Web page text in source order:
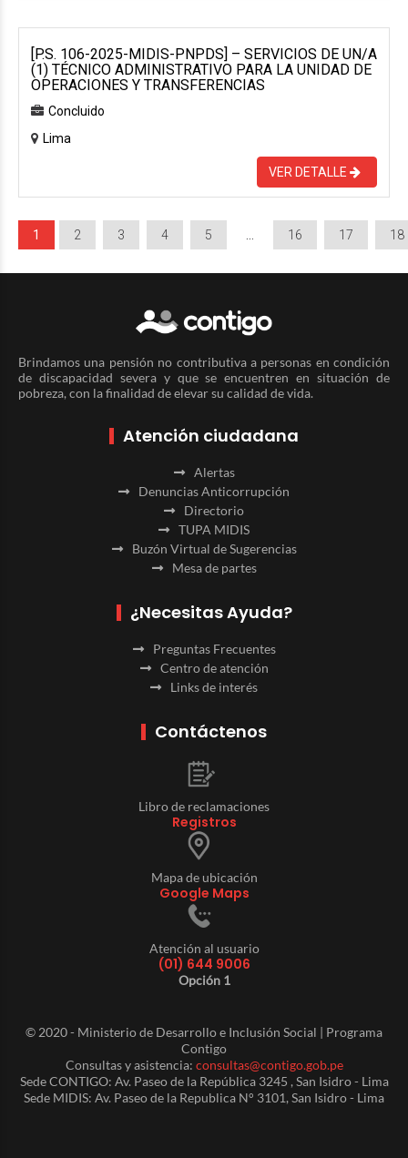
[P.S. 106-2025-MIDIS-PNPDS] – SERVICIOS DE UN/A
(1) TÉCNICO ADMINISTRATIVO PARA LA UNIDAD DE
OPERACIONES Y TRANSFERENCIAS
Concluido
Lima
VER DETALLE
1 2 3 4 5 16 17 18
Brindamos una pensión no contributiva a personas en condición
de discapacidad severa y que se encuentren en situación de
pobreza, con la finalidad de elevar su calidad de vida.
Atención ciudadana
Alertas
Denuncias Anticorrupción
Directorio
TUPA MIDIS
Buzón Virtual de Sugerencias
Mesa de partes
¿Necesitas Ayuda?
Preguntas Frecuentes
Centro de atención
Links de interés
Contáctenos
Libro de reclamaciones
Registros
Mapa de ubicación
Google Maps
Atención al usuario
(01) 644 9006
Opción 1
© 2020 - Ministerio de Desarrollo e Inclusión Social | Programa
Contigo
Consultas y asistencia: consultas@contigo.gob.pe
Sede CONTIGO: Av. Paseo de la República 3245 , San Isidro - Lima
Sede MIDIS: Av. Paseo de la Republica N° 3101, San Isidro - Lima